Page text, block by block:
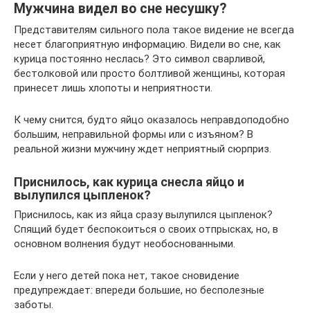
Мужчина видел во сне несушку?
Представителям сильного пола такое видение не всегда
несет благоприятную информацию. Видели во сне, как
курица постоянно неслась? Это символ сварливой,
бестолковой или просто болтливой женщины, которая
принесет лишь хлопоты и неприятности.
К чему снится, будто яйцо оказалось неправдоподобно
большим, неправильной формы или с изъяном? В
реальной жизни мужчину ждет неприятный сюрприз.
Приснилось, как курица снесла яйцо и
вылупился цыпленок?
Приснилось, как из яйца сразу вылупился цыпленок?
Спящий будет беспокоиться о своих отпрысках, но, в
основном волнения будут необоснованными.
Если у него детей пока нет, такое сновидение
предупреждает: впереди большие, но бесполезные
заботы.